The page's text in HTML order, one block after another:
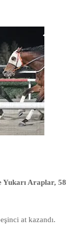
Araplar, 58
at kazandı.